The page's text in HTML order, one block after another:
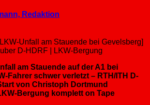
Redaktion
am Stauende auf der A1 bei
Fahrer schwer verletzt – RTH/ITH D-
von Christoph Dortmund
Bergung komplett on Tape